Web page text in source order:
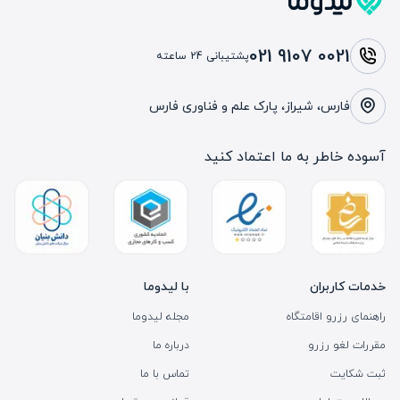
خدمات کاربران
راهنمای رزرو اقامتگاه
مقررات لغو رزرو
ثبت شکایت
با لیدوما
مجله لیدوما
درباره ما
تماس با ما
021 9107 0021پشتیبانی 24 ساعته
فارس، شیراز، پارک علم و فناوری فارس
آسوده خاطر به ما اعتماد کنید